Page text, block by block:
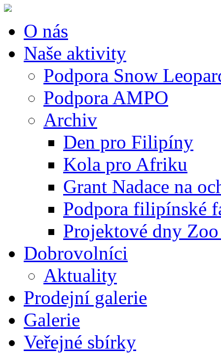
O nás
Naše aktivity
Podpora Snow
Podpora AMPO
Archiv
Den pro Filipíny
Kola pro Afriku
Grant Nadace na
Podpora filipínské
Projektové dny
Dobrovolníci
Aktuality
Prodejní galerie
Galerie
Veřejné sbírky